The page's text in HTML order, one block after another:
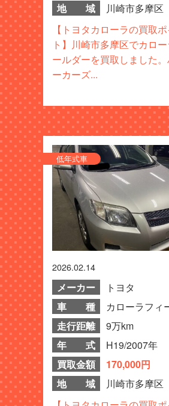
地 域
川崎市多摩区
【トヨタカローラの買取
ト】川崎市多摩区でカロ
ールダーを買取しました
ーカーズ...
低年式車
2026.02.14
メーカー
トヨタ
車 種
カローラフィ
走行距離
9万km
年 式
H19/2007年
買取金額
170,000円
地 域
川崎市多摩区